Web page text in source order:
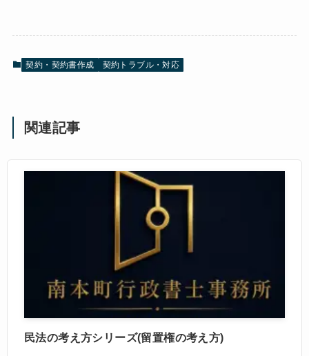
契約・契約書作成 契約トラブル・対応
関連記事
民法の考え方シリーズ(留置権の考え方)